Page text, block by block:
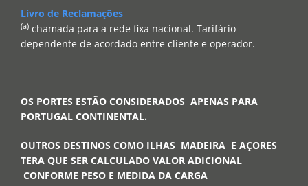
Livro de Reclamações
(a) chamada para a rede fixa nacional. Tarifário
dependente de acordado entre cliente e operador.
OS PORTES ESTÃO CONSIDERADOS APENAS PARA
PORTUGAL CONTINENTAL.
OUTROS DESTINOS COMO ILHAS MADEIRA E AÇORES
TERA QUE SER CALCULADO VALOR ADICIONAL
CONFORME PESO E MEDIDA DA CARGA